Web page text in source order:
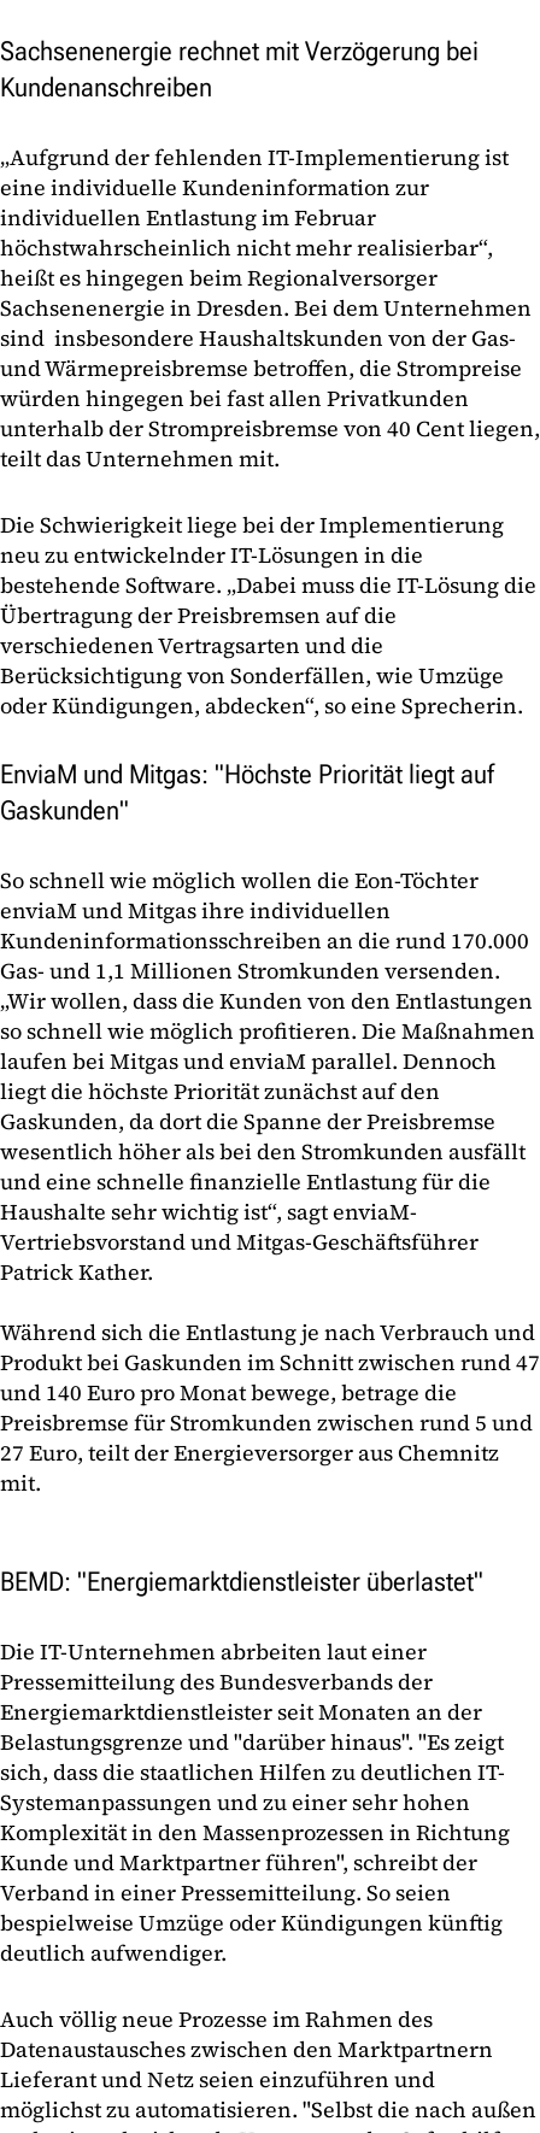
Sachsenenergie rechnet mit Verzögerung bei
Kundenanschreiben
„Aufgrund der fehlenden IT-Implementierung ist
eine individuelle Kundeninformation zur
individuellen Entlastung im Februar
höchstwahrscheinlich nicht mehr realisierbar“,
heißt es hingegen beim Regionalversorger
Sachsenenergie in Dresden. Bei dem Unternehmen
sind insbesondere Haushaltskunden von der Gas-
und Wärmepreisbremse betroffen, die Strompreise
würden hingegen bei fast allen Privatkunden
unterhalb der Strompreisbremse von 40 Cent liegen,
teilt das Unternehmen mit.
Die Schwierigkeit liege bei der Implementierung
neu zu entwickelnder IT-Lösungen in die
bestehende Software. „Dabei muss die IT-Lösung die
Übertragung der Preisbremsen auf die
verschiedenen Vertragsarten und die
Berücksichtigung von Sonderfällen, wie Umzüge
oder Kündigungen, abdecken“, so eine Sprecherin.
EnviaM und Mitgas: "Höchste Priorität liegt auf
Gaskunden"
So schnell wie möglich wollen die Eon-Töchter
enviaM und Mitgas ihre individuellen
Kundeninformationsschreiben an die rund 170.000
Gas- und 1,1 Millionen Stromkunden versenden.
„Wir wollen, dass die Kunden von den Entlastungen
so schnell wie möglich profitieren. Die Maßnahmen
laufen bei Mitgas und enviaM parallel. Dennoch
liegt die höchste Priorität zunächst auf den
Gaskunden, da dort die Spanne der Preisbremse
wesentlich höher als bei den Stromkunden ausfällt
und eine schnelle finanzielle Entlastung für die
Haushalte sehr wichtig ist“, sagt enviaM-
Vertriebsvorstand und Mitgas-Geschäftsführer
Patrick Kather.
Während sich die Entlastung je nach Verbrauch und
Produkt bei Gaskunden im Schnitt zwischen rund 47
und 140 Euro pro Monat bewege, betrage die
Preisbremse für Stromkunden zwischen rund 5 und
27 Euro, teilt der Energieversorger aus Chemnitz
mit.
BEMD: "Energiemarktdienstleister überlastet"
Die IT-Unternehmen abrbeiten laut einer
Pressemitteilung des Bundesverbands der
Energiemarktdienstleister seit Monaten an der
Belastungsgrenze und "darüber hinaus". "Es zeigt
sich, dass die staatlichen Hilfen zu deutlichen IT-
Systemanpassungen und zu einer sehr hohen
Komplexität in den Massenprozessen in Richtung
Kunde und Marktpartner führen", schreibt der
Verband in einer Pressemitteilung. So seien
bespielweise Umzüge oder Kündigungen künftig
deutlich aufwendiger.
Auch völlig neue Prozesse im Rahmen des
Datenaustausches zwischen den Marktpartnern
Lieferant und Netz seien einzuführen und
möglichst zu automatisieren. "Selbst die nach außen